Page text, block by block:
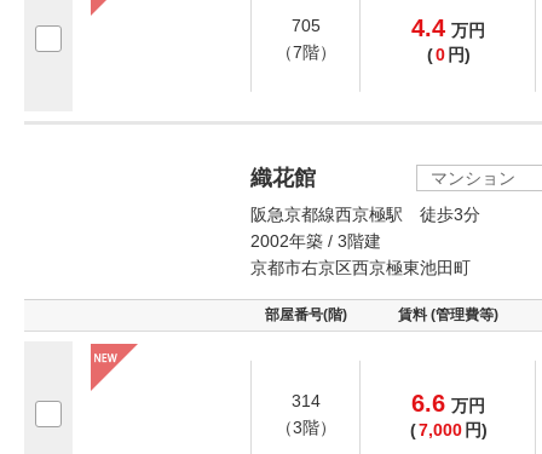
705
（7階）
4.4 万円
(0 円)
織花館
マンション
阪急京都線西京極駅 徒歩3分
2002年築 / 3階建
京都市右京区西京極東池田町
部屋番号(階) 賃料 (管理費等)
314
（3階）
6.6 万円
(7,000 円)